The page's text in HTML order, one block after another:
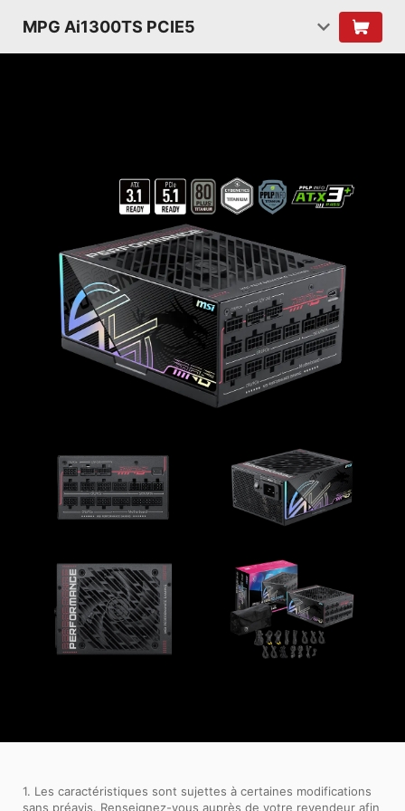
MPG Ai1300TS PCIE5
1. Les caractéristiques sont sujettes à certaines modifications
sans préavis. Renseignez-vous auprès de votre revendeur afin